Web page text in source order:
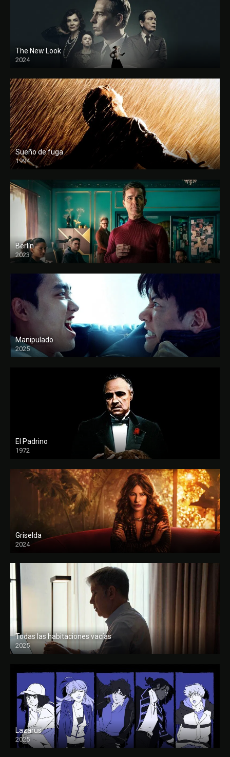
The New Look
2024
Sueño de fuga
1994
FULL HD
Berlín
2023
Manipulado
2025
El Padrino
1972
FULL HD
Griselda
2024
Todas las habitaciones vacías
2025
FULL HD
Lazarus
2025